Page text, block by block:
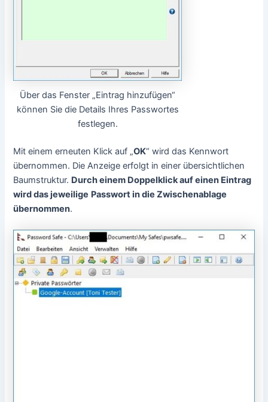
Über das Fenster „Eintrag hinzufügen“
können Sie die Details Ihres Passwortes
festlegen.
Mit einem erneuten Klick auf „OK“ wird das Kennwort
übernommen. Die Anzeige erfolgt in einer übersichtlichen
Baumstruktur. Durch einem Doppelklick auf einen Eintrag
wird das jeweilige Passwort in die Zwischenablage
übernommen.